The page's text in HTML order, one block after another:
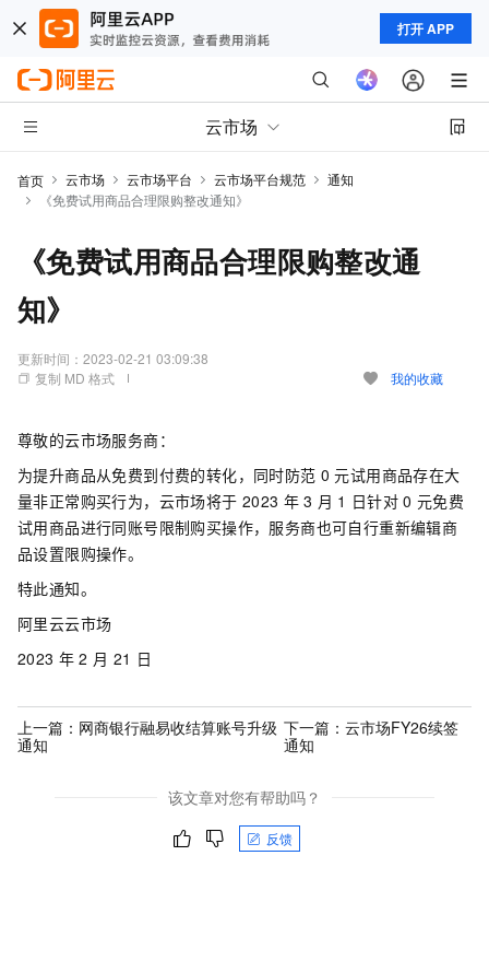
打开 APP
云市场
首页 云市场 云市场平台 云市场平台规范
通知
《免费试用商品合理限购整改通知》
《免费试用商品合理限购整改通
知》
更新时间： 2023-02-21 03:09:38
复制 MD 格式
我的收藏
尊敬的云市场服务商：
为提升商品从免费到付费的转化，同时防范 0 元试用商品存在大
量非正常购买行为，云市场将于 2023 年 3 月 1 日针对 0 元免费
试用商品进行同账号限制购买操作，服务商也可自行重新编辑商
品设置限购操作。
特此通知。
阿里云云市场
2023 年 2 月 21 日
上一篇： 网商银行融易收结算账号升级
通知
下一篇： 云市场FY26续签
通知
该文章对您有帮助吗？
反馈